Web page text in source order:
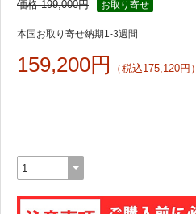
価格 199,000円 お取り寄せ
本国お取り寄せ納期1-3週間
159,200円 （税込175,120円）